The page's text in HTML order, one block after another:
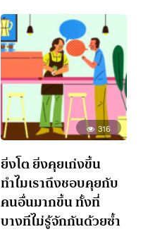
316
ยิ่งโต ยิ่งคุยเก่งขึ้น
ทำไมเราถึงชอบคุยกับ
คนอื่นมากขึ้น ทั้งที่
บางทีไม่รู้จักกันด้วยซ้ำ